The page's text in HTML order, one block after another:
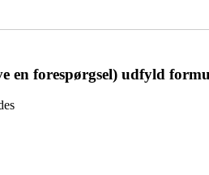
en forespørgsel) udfyld